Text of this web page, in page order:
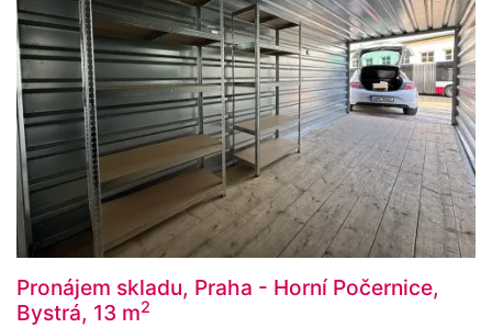
Pronájem skladu, Praha - Horní Počernice,
Bystrá, 13 m2